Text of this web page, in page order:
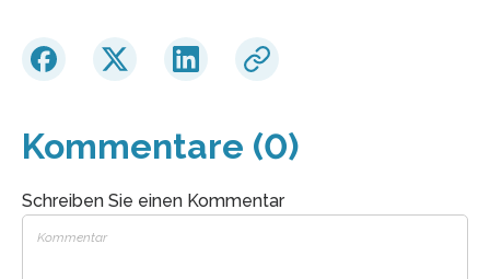
Kommentare (0)
Schreiben Sie einen Kommentar